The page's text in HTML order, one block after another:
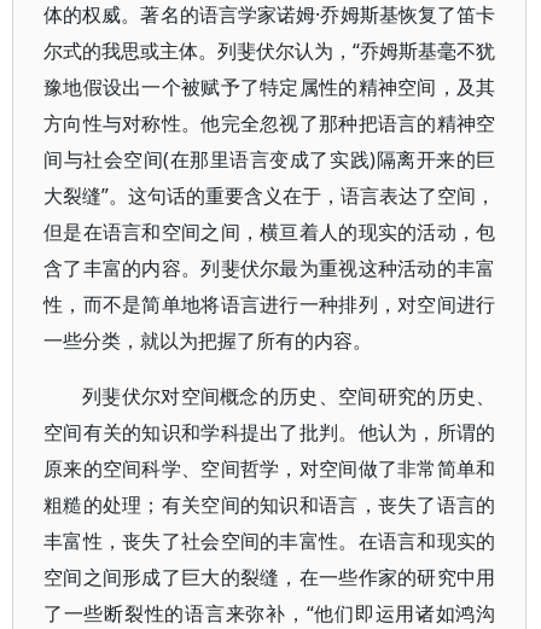
体的权威。著名的语言学家诺姆·乔姆斯基恢复了笛卡
尔式的我思或主体。列斐伏尔认为，“乔姆斯基毫不犹
豫地假设出一个被赋予了特定属性的精神空间，及其
方向性与对称性。他完全忽视了那种把语言的精神空
间与社会空间(在那里语言变成了实践)隔离开来的巨
大裂缝”。这句话的重要含义在于，语言表达了空间，
但是在语言和空间之间，横亘着人的现实的活动，包
含了丰富的内容。列斐伏尔最为重视这种活动的丰富
性，而不是简单地将语言进行一种排列，对空间进行
一些分类，就以为把握了所有的内容。
列斐伏尔对空间概念的历史、空间研究的历史、
空间有关的知识和学科提出了批判。他认为，所谓的
原来的空间科学、空间哲学，对空间做了非常简单和
粗糙的处理；有关空间的知识和语言，丧失了语言的
丰富性，丧失了社会空间的丰富性。在语言和现实的
空间之间形成了巨大的裂缝，在一些作家的研究中用
了一些断裂性的语言来弥补，“他们即运用诸如鸿沟